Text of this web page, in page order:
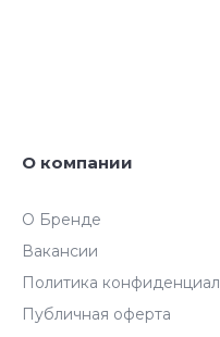
О компании
О Бренде
Вакансии
Политика
Публичная оферта